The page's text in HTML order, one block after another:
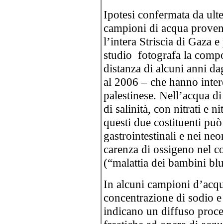
Ipotesi confermata da
campioni di acqua
l’intera Striscia di Gaza
studio fotografa la
distanza di alcuni anni
al 2006 – che hanno
palestinese. Nell’acqua
di salinità, con nitrati e
questi due costituenti
gastrointestinali e nei
carenza di ossigeno nel
(“malattia dei bambini
In alcuni campioni
concentrazione di sodio
indicano un diffuso